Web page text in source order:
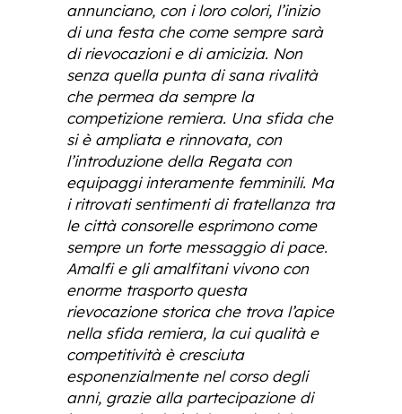
annunciano, con i loro colori, l’inizio
di una festa che come sempre sarà
di rievocazioni e di amicizia. Non
senza quella punta di sana rivalità
che permea da sempre la
competizione remiera. Una sfida che
si è ampliata e rinnovata, con
l’introduzione della Regata con
equipaggi interamente femminili. Ma
i ritrovati sentimenti di fratellanza tra
le città consorelle esprimono come
sempre un forte messaggio di pace.
Amalfi e gli amalfitani vivono con
enorme trasporto questa
rievocazione storica che trova l’apice
nella sfida remiera, la cui qualità e
competitività è cresciuta
esponenzialmente nel corso degli
anni, grazie alla partecipazione di